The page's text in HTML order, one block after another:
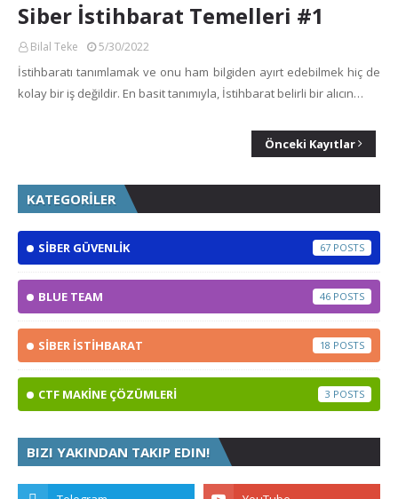
Siber İstihbarat Temelleri #1
Bilal Teke 5/30/2022
İstihbaratı tanımlamak ve onu ham bilgiden ayırt edebilmek hiç de
kolay bir iş değildir. En basit tanımıyla, İstihbarat belirli bir alıcın…
Önceki Kayıtlar
KATEGORİLER
SİBER GÜVENLİK 67
BLUE TEAM 46
SİBER İSTİHBARAT 18
CTF MAKİNE ÇÖZÜMLERİ 3
BIZI YAKINDAN TAKIP EDIN!